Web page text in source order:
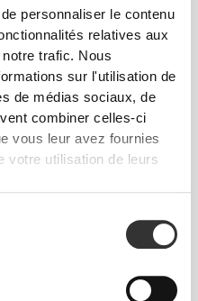
personnaliser le contenu
relatives aux
trafic. Nous
sur l'utilisation de
de médias sociaux, de
combiner celles-ci
vous leur avez fournies
votre utilisation de leurs